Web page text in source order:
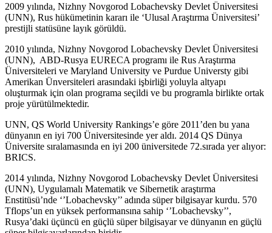
2009 yılında, Nizhny Novgorod Lobachevsky Devlet Üniversitesi
(UNN), Rus hükümetinin kararı ile ‘Ulusal Araştırma Üniversitesi’
prestijli statüsüne layık görüldü.
2010 yılında, Nizhny Novgorod Lobachevsky Devlet Üniversitesi
(UNN), ABD-Rusya EURECA programı ile Rus Araştırma
Üniversiteleri ve Maryland University ve Purdue Universty gibi
Amerikan Ünversiteleri arasındaki işbirliği yoluyla altyapı
oluşturmak için olan programa seçildi ve bu programla birlikte ortak
proje yürütülmektedir.
UNN, QS World University Rankings’e göre 2011’den bu yana
dünyanın en iyi 700 Üniversitesinde yer aldı. 2014 QS Dünya
Üniversite sıralamasında en iyi 200 üniversitede 72.sırada yer alıyor:
BRICS.
2014 yılında, Nizhny Novgorod Lobachevsky Devlet Üniversitesi
(UNN), Uygulamalı Matematik ve Sibernetik araştırma
Enstitüsü’nde ‘’Lobachevsky’’ adında süper bilgisayar kurdu. 570
Tflops’un en yüksek performansına sahip ‘’Lobachevsky’’,
Rusya’daki üçüncü en güçlü süper bilgisayar ve dünyanın en güçlü